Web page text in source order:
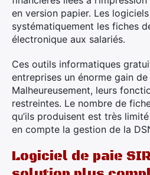
en version papier. Les
systématiquement les fiches
électronique aux salariés.
Ces outils informatiques
entreprises un énorme gain de
Malheureusement, leurs
restreintes. Le nombre de
qu’ils produisent est très
en compte la gestion de la
Logiciel de paie